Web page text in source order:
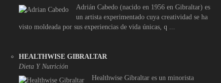
Adrián Cabedo (nacido en 1956 en Gibraltar) es
un artista experimentado cuya creatividad se ha
visto moldeada por sus experiencias de vida únicas, q ...
HEALTHWISE GIBRALTAR
Dieta Y Nutrición
Healthwise Gibraltar es un minorista